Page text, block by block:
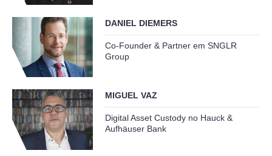
DANIEL DIEMERS
Co-Founder & Partner em SNGLR
Group
MIGUEL VAZ
Digital Asset Custody no Hauck &
Aufhäuser Bank